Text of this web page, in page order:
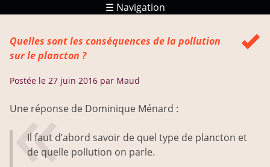
☰ Navigation
Ressources
Quelles sont les conséquences de la pollution
sur le plancton ?
Postée le 27 juin 2016 par Maud
Une réponse de Dominique Ménard :
Il faut d’abord savoir de quel type de plancton et
de quelle pollution on parle.